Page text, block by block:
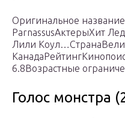
Оригинальное
ParnassusАктерыХит
Лили
6.8Возрастные
Голос монстра